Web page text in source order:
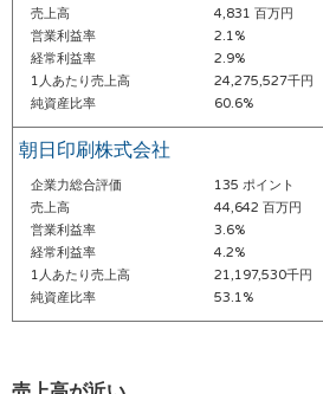
売上高
4,831 百万円
営業利益率
2.1%
経常利益率
2.9%
1人あたり売上高
24,275,527千円
純資産比率
60.6%
朝日印刷株式会社
企業力総合評価
135 ポイント
売上高
44,642 百万円
営業利益率
3.6%
経常利益率
4.2%
1人あたり売上高
21,197,530千円
純資産比率
53.1%